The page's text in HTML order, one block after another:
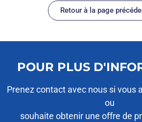
Retour à la page
POUR PLUS
Prenez contact avec nous si vous
ou
souhaite obtenir une offre de